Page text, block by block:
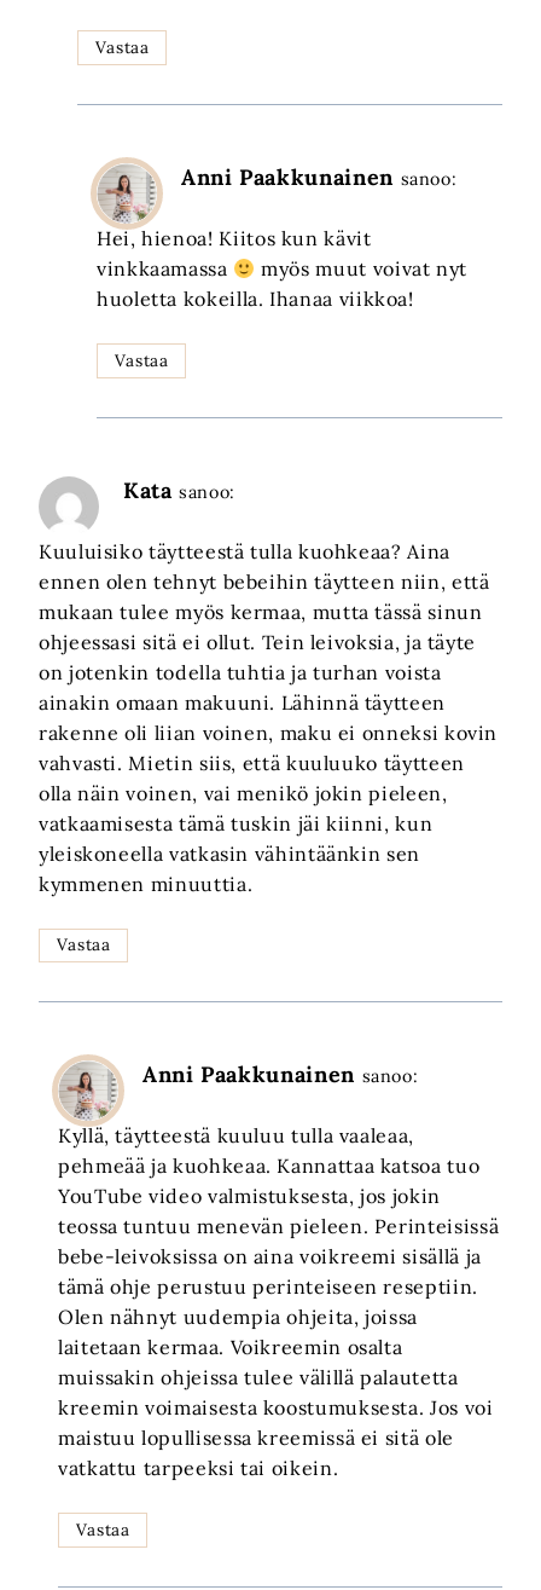
Vastaa
Anni Paakkunainen sanoo:
Hei, hienoa! Kiitos kun kävit
vinkkaamassa
myös muut voivat nyt
huoletta kokeilla. Ihanaa viikkoa!
Vastaa
Kata sanoo:
Kuuluisiko täytteestä tulla kuohkeaa? Aina
ennen olen tehnyt bebeihin täytteen niin, että
mukaan tulee myös kermaa, mutta tässä sinun
ohjeessasi sitä ei ollut. Tein leivoksia, ja täyte
on jotenkin todella tuhtia ja turhan voista
ainakin omaan makuuni. Lähinnä täytteen
rakenne oli liian voinen, maku ei onneksi kovin
vahvasti. Mietin siis, että kuuluuko täytteen
olla näin voinen, vai menikö jokin pieleen,
vatkaamisesta tämä tuskin jäi kiinni, kun
yleiskoneella vatkasin vähintäänkin sen
kymmenen minuuttia.
Vastaa
Anni Paakkunainen sanoo:
Kyllä, täytteestä kuuluu tulla vaaleaa,
pehmeää ja kuohkeaa. Kannattaa katsoa tuo
YouTube video valmistuksesta, jos jokin
teossa tuntuu menevän pieleen. Perinteisissä
bebe-leivoksissa on aina voikreemi sisällä ja
tämä ohje perustuu perinteiseen reseptiin.
Olen nähnyt uudempia ohjeita, joissa
laitetaan kermaa. Voikreemin osalta
muissakin ohjeissa tulee välillä palautetta
kreemin voimaisesta koostumuksesta. Jos voi
maistuu lopullisessa kreemissä ei sitä ole
vatkattu tarpeeksi tai oikein.
Vastaa